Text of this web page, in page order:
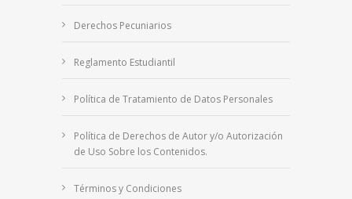
Derechos Pecuniarios
Reglamento Estudiantil
Política de Tratamiento de Datos Personales
Política de Derechos de Autor y/o Autorización
de Uso Sobre los Contenidos.
Términos y Condiciones